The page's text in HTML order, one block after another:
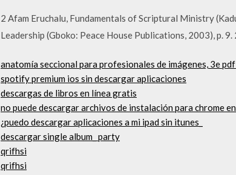
2 Afam Eruchalu, Fundamentals of Scriptural Ministry
Leadership (Gboko: Peace House Publications, 2003), p.
anatomía seccional para profesionales de imágenes, 3e
spotify premium ios sin descargar aplicaciones
descargas de libros en línea gratis
no puede descargar archivos de instalación para chrome
¿puedo descargar aplicaciones a mi ipad sin itunes_
descargar single album_ party
qrifhsi
qrifhsi